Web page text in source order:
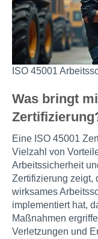
ISO 45001
Was bringt
Eine ISO 45001
Vielzahl von
Arbeitssicherheit
Zertifizierung zeigt,
wirksames
implementiert hat,
Maßnahmen
Verletzungen und